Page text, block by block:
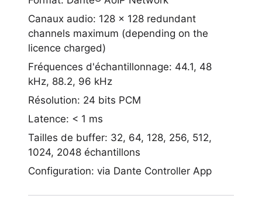
Canaux audio: 128 x 128 redundant
channels maximum (depending on the
licence charged)
Fréquences d'échantillonnage: 44.1, 48
kHz, 88.2, 96 kHz
Résolution: 24 bits PCM
Latence: < 1 ms
Tailles de buffer: 32, 64, 128, 256, 512,
1024, 2048 échantillons
Configuration: via Dante Controller App